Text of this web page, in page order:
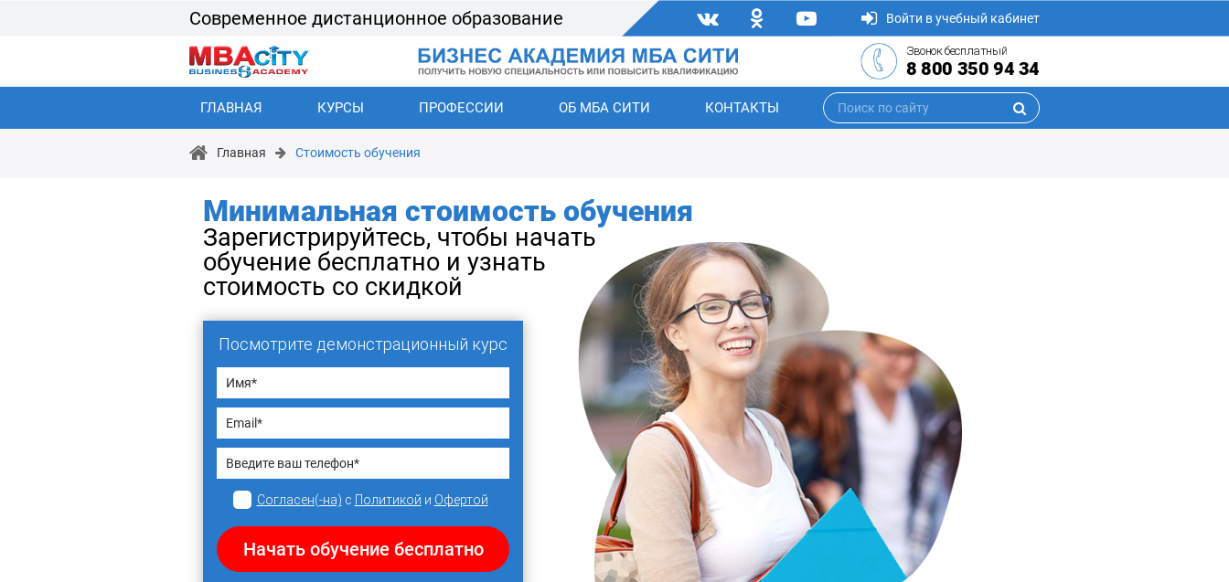
Современное дистанционное образование Войти в учебный кабинет
Звонок бесплатный
8 800 350 94 34
ГЛАВНАЯ КУРСЫ ПРОФЕССИИ ОБ МБА СИТИ КОНТАКТЫ
Главная Стоимость обучения
Минимальная стоимость обучения
Зарегистрируйтесь, чтобы начать
обучение бесплатно и узнать
стоимость со скидкой
Посмотрите демонстрационный курс
Согласен(-на) с Политикой и Офертой
Начать обучение бесплатно